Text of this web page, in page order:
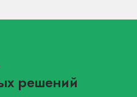
решений